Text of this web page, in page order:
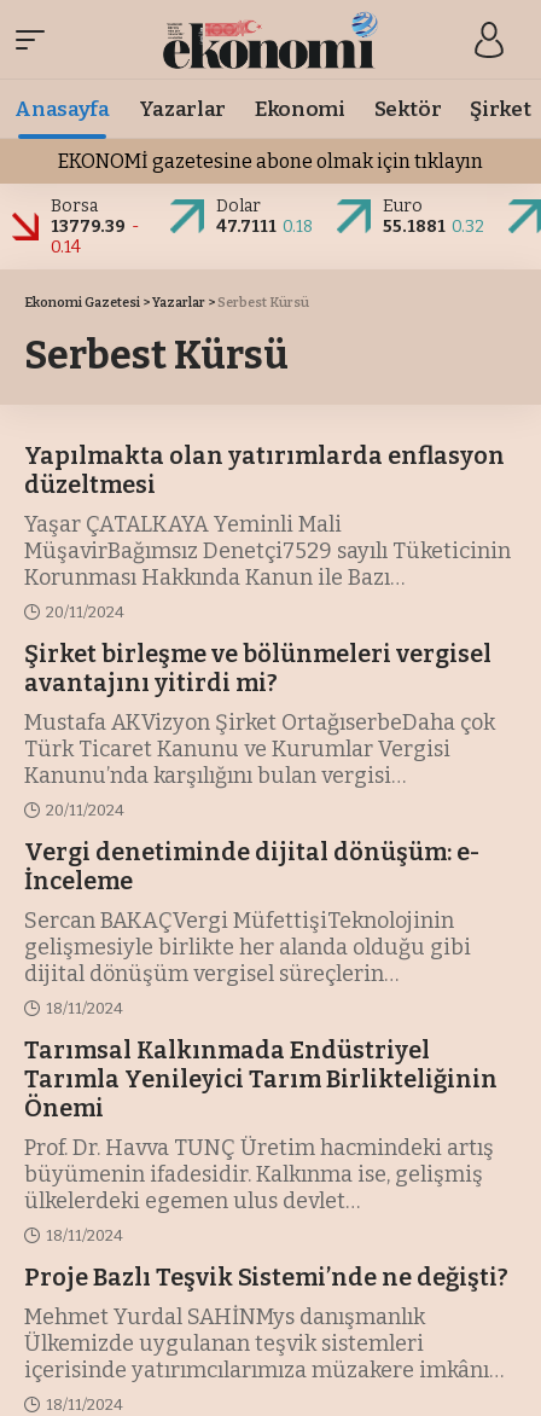
Anasayfa Yazarlar Ekonomi Sektör Şirket
EKONOMİ gazetesine abone olmak için tıklayın
Borsa
13779.39 -
0.14
Dolar
47.7111 0.18
Euro
55.1881 0.32
Ekonomi Gazetesi >Yazarlar >Serbest Kürsü
Serbest Kürsü
Yapılmakta olan yatırımlarda enflasyon
düzeltmesi
Yaşar ÇATALKAYA Yeminli Mali
MüşavirBağımsız Denetçi7529 sayılı Tüketicinin
Korunması Hakkında Kanun ile Bazı
Kanunlarda
20/11/2024
Şirket birleşme ve bölünmeleri vergisel
avantajını yitirdi mi?
Mustafa AKVizyon Şirket OrtağıserbeDaha çok
Türk Ticaret Kanunu ve Kurumlar Vergisi
Kanunu’nda karşılığını bulan vergisi…
20/11/2024
Vergi denetiminde dijital dönüşüm: e-
İnceleme
Sercan BAKAÇVergi MüfettişiTeknolojinin
gelişmesiyle birlikte her alanda olduğu gibi
dijital dönüşüm vergisel süreçlerin…
18/11/2024
Tarımsal Kalkınmada Endüstriyel
Tarımla Yenileyici Tarım Birlikteliğinin
Önemi
Prof. Dr. Havva TUNÇ Üretim hacmindeki artış
büyümenin ifadesidir. Kalkınma ise, gelişmiş
ülkelerdeki egemen ulus devlet…
18/11/2024
Proje Bazlı Teşvik Sistemi’nde ne değişti?
Mehmet Yurdal SAHİNMys danışmanlık
Ülkemizde uygulanan teşvik sistemleri
içerisinde yatırımcılarımıza müzakere imkânı
ve…
18/11/2024